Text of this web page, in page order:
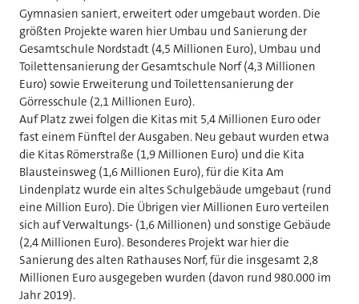
Gymnasien saniert, erweitert oder umgebaut worden. Die
größten Projekte waren hier Umbau und Sanierung der
Gesamtschule Nordstadt (4,5 Millionen Euro), Umbau und
Toilettensanierung der Gesamtschule Norf (4,3 Millionen
Euro) sowie Erweiterung und Toilettensanierung der
Görresschule (2,1 Millionen Euro).
Auf Platz zwei folgen die Kitas mit 5,4 Millionen Euro oder
fast einem Fünftel der Ausgaben. Neu gebaut wurden etwa
die Kitas Römerstraße (1,9 Millionen Euro) und die Kita
Blausteinsweg (1,6 Millionen Euro), für die Kita Am
Lindenplatz wurde ein altes Schulgebäude umgebaut (rund
eine Million Euro). Die Übrigen vier Millionen Euro verteilen
sich auf Verwaltungs- (1,6 Millionen) und sonstige Gebäude
(2,4 Millionen Euro). Besonderes Projekt war hier die
Sanierung des alten Rathauses Norf, für die insgesamt 2,8
Millionen Euro ausgegeben wurden (davon rund 980.000 im
Jahr 2019).